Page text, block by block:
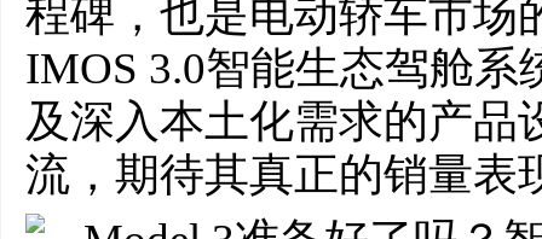
程碑，也是电动轿车市场
IMOS 3.0智能生态驾舱
及深入本土化需求的产品
流，期待其真正的销量表